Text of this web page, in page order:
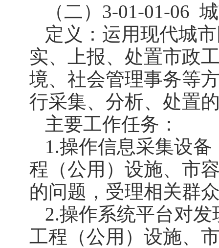
（二）3-01-01-06
定义：运用现代城
实、上报、处置市政
境、社会管理事务等
行采集、分析、处置
主要工作任务：
1.操作信息采集设
程（公用）设施、市
的问题，受理相关群
2.操作系统平台对
工程（公用）设施、